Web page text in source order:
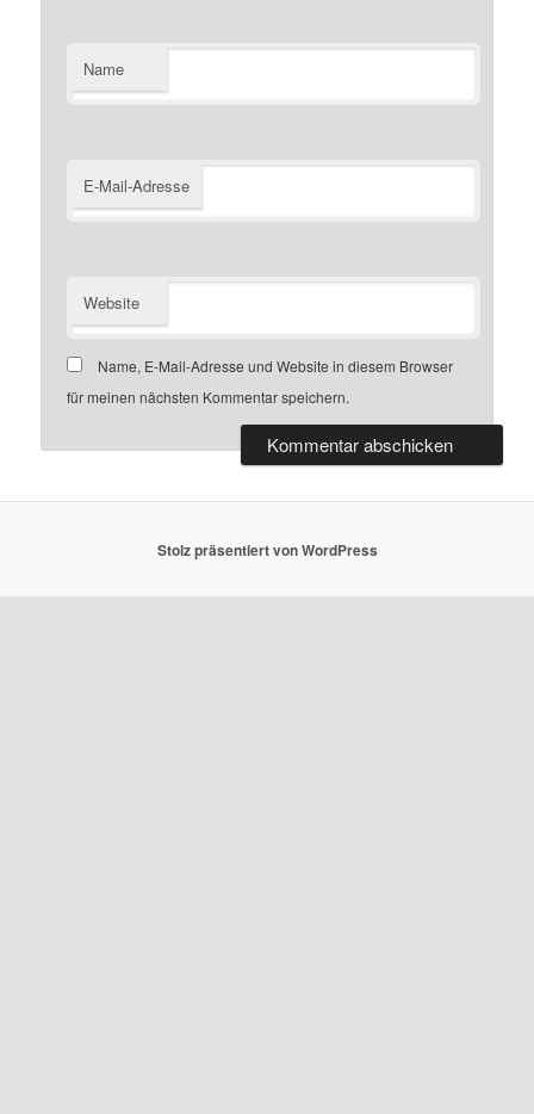
Name
E-Mail-Adresse
Website
Name, E-Mail-Adresse und Website in diesem Browser
für meinen nächsten Kommentar speichern.
Stolz präsentiert von WordPress